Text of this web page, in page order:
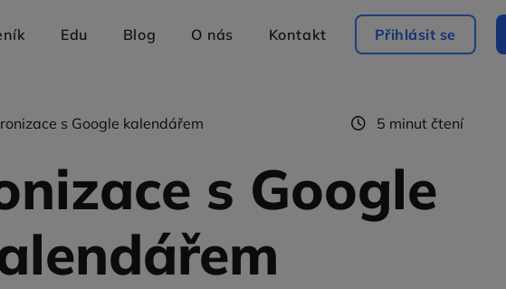
Edu Blog O nás Kontakt Přihlásit se
s Google kalendářem 5 minut čtení
s Google